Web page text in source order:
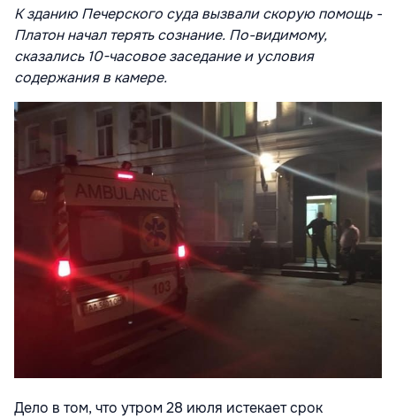
К зданию Печерского суда вызвали скорую помощь -
Платон начал терять сознание. По-видимому,
сказались 10-часовое заседание и условия
содержания в камере.
Дело в том, что утром 28 июля истекает срок